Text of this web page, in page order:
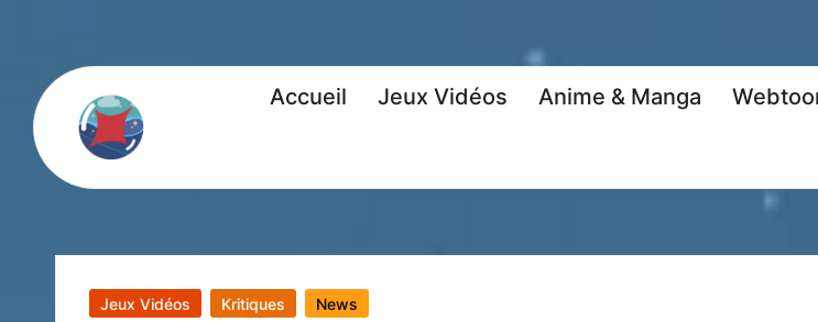
Accueil Jeux Vidéos Anime & Manga
Posted
Jeux Vidéos Kritiques News